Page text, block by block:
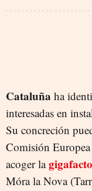
Cataluña ha
interesadas en
Su concreción
Comisión Europea
acoger la
Móra la Nova